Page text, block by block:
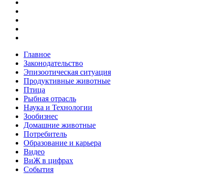
Главное
Законодательство
Эпизоотическая ситуация
Продуктивные животные
Птица
Рыбная отрасль
Наука и Технологии
Зообизнес
Домашние животные
Потребитель
Образование и карьера
Видео
ВиЖ в цифрах
События